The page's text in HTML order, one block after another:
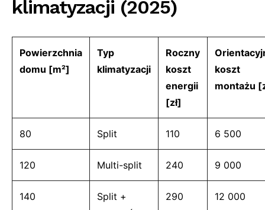
klimatyzacji (2025)
Powierzchnia
domu [m²]
Typ
klimatyzacji
Roczny
koszt
energii
[zł]
koszt
montażu
80 Split 110 6 500
120 Multi-split 240 9 000
140
Split +
290 12 000